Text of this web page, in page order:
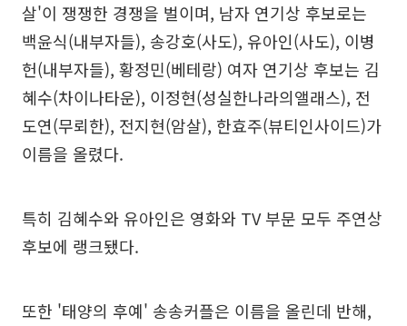
살'이 쟁쟁한 경쟁을 벌이며, 남자 연기상 후보로는
백윤식(내부자들), 송강호(사도), 유아인(사도), 이병
헌(내부자들), 황정민(베테랑) 여자 연기상 후보는 김
혜수(차이나타운), 이정현(성실한나라의앨래스), 전
도연(무뢰한), 전지현(암살), 한효주(뷰티인사이드)가
이름을 올렸다.
특히 김혜수와 유아인은 영화와 TV 부문 모두 주연상
후보에 랭크됐다.
또한 '태양의 후예' 송송커플은 이름을 올린데 반해,